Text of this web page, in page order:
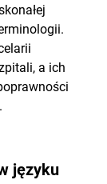
a ich
języku